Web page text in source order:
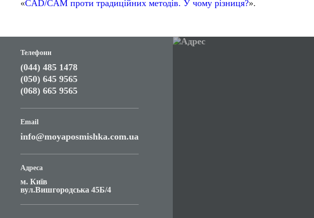
«CAD/CAM проти традиційних методів. У чому різниця?».
Телефони
(044) 485 1478
(050) 645 9565
(068) 665 9565
Email
info@moyaposmishka.com.ua
Адреса
м. Київ
вул.Вишгородська 45Б/4